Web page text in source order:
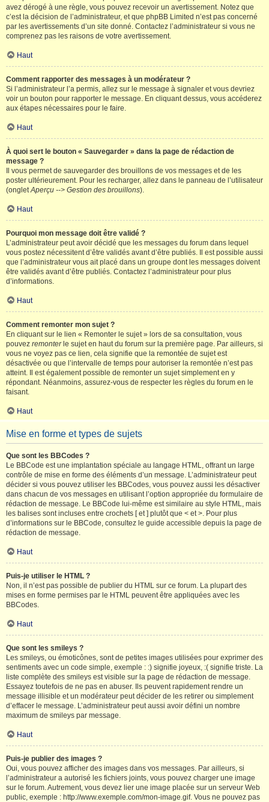
avez dérogé à une règle, vous pouvez recevoir un avertissement. Notez que
c’est la décision de l’administrateur, et que phpBB Limited n’est pas concerné
par les avertissements d’un site donné. Contactez l’administrateur si vous ne
comprenez pas les raisons de votre avertissement.
Haut
Comment rapporter des messages à un modérateur ?
Si l’administrateur l’a permis, allez sur le message à signaler et vous devriez
voir un bouton pour rapporter le message. En cliquant dessus, vous accéderez
aux étapes nécessaires pour le faire.
Haut
À quoi sert le bouton « Sauvegarder » dans la page de rédaction de
message ?
Il vous permet de sauvegarder des brouillons de vos messages et de les
poster ultérieurement. Pour les recharger, allez dans le panneau de l’utilisateur
(ongletAperçu --> Gestion des brouillons).
Haut
Pourquoi mon message doit être validé ?
L’administrateur peut avoir décidé que les messages du forum dans lequel
vous postez nécessitent d’être validés avant d’être publiés. Il est possible aussi
que l’administrateur vous ait placé dans un groupe dont les messages doivent
être validés avant d’être publiés. Contactez l’administrateur pour plus
d’informations.
Haut
Comment remonter mon sujet ?
En cliquant sur le lien « Remonter le sujet » lors de sa consultation, vous
pouvez remonterle sujet en haut du forum sur la première page. Par ailleurs, si
vous ne voyez pas ce lien, cela signifie que la remontée de sujet est
désactivée ou que l’intervalle de temps pour autoriser la remontée n’est pas
atteint. Il est également possible de remonter un sujet simplement en y
répondant. Néanmoins, assurez-vous de respecter les règles du forum en le
faisant.
Haut
Mise en forme et types de sujets
Que sont les BBCodes ?
Le BBCode est une implantation spéciale au langage HTML, offrant un large
contrôle de mise en forme des éléments d’un message. L’administrateur peut
décider si vous pouvez utiliser les BBCodes, vous pouvez aussi les désactiver
dans chacun de vos messages en utilisant l’option appropriée du formulaire de
rédaction de message. Le BBCode lui-même est similaire au style HTML, mais
les balises sont incluses entre crochets [ et ] plutôt que < et >. Pour plus
d’informations sur le BBCode, consultez le guide accessible depuis la page de
rédaction de message.
Haut
Puis-je utiliser le HTML ?
Non, il n’est pas possible de publier du HTML sur ce forum. La plupart des
mises en forme permises par le HTML peuvent être appliquées avec les
BBCodes.
Haut
Que sont les smileys ?
Les smileys, ou émoticônes, sont de petites images utilisées pour exprimer des
sentiments avec un code simple, exemple : :) signifie joyeux, :( signifie triste. La
liste complète des smileys est visible sur la page de rédaction de message.
Essayez toutefois de ne pas en abuser. Ils peuvent rapidement rendre un
message illisible et un modérateur peut décider de les retirer ou simplement
d’effacer le message. L’administrateur peut aussi avoir défini un nombre
maximum de smileys par message.
Haut
Puis-je publier des images ?
Oui, vous pouvez afficher des images dans vos messages. Par ailleurs, si
l’administrateur a autorisé les fichiers joints, vous pouvez charger une image
sur le forum. Autrement, vous devez lier une image placée sur un serveur Web
public, exemple : http://www.exemple.com/mon-image.gif. Vous ne pouvez pas